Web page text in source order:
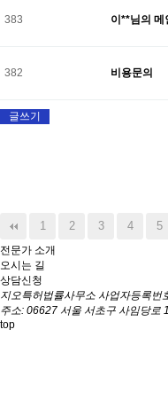
383 이**님의 메
382 비용문의
글쓰기
1 2 3 4 5
전문가 소개
오시는 길
상담신청
지오특허법률사무소 사업자등록번
주소: 06627 서울 서초구 사임당로
top